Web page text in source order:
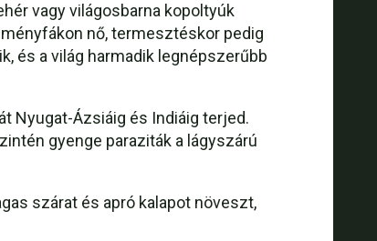
vagy világosbarna kopoltyúk
nő, termesztéskor pedig
és a világ harmadik legnépszerűbb
Nyugat-Ázsiáig és Indiáig terjed.
gyenge paraziták a lágyszárú
szárat és apró kalapot növeszt,